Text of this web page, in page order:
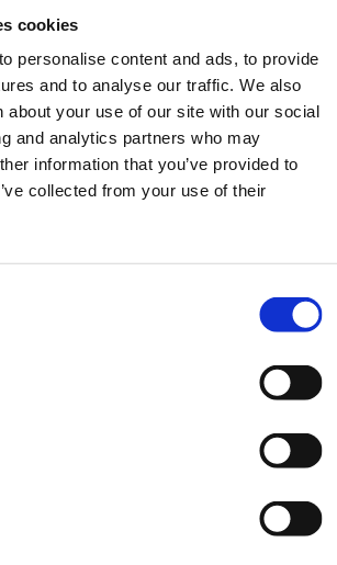
cookies
personalise content and ads, to provide
and to analyse our traffic. We also
about your use of our site with our social
and analytics partners who may
information that you’ve provided to
collected from your use of their
EXPOジャパン推進室
受付時間：平日 9:30〜17:30
03-5510-2004